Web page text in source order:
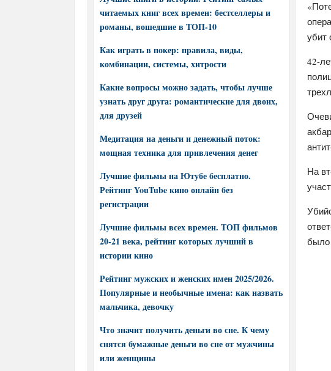
убит
42-
На
было
читаемых книг всех времен: бестселлеры и
романы, вошедшие в ТОП-10
Как играть в покер: правила, виды,
комбинации, системы, хитрости
Какие вопросы можно задать, чтобы лучше
узнать друг друга: романтические для двоих,
для друзей
Медитация на деньги и денежный поток:
мощная техника для привлечения денег
Лучшие фильмы на Ютубе бесплатно.
Рейтинг YouTube кино онлайн без
регистрации
Лучшие фильмы всех времен. ТОП фильмов
20-21 века, рейтинг которых лучший в
истории кино
Рейтинг мужских и женских имен 2025/2026.
Популярные и необычные имена: как назвать
мальчика, девочку
Что значит получить деньги во сне. К чему
снятся бумажные деньги во сне от мужчины
или женщины